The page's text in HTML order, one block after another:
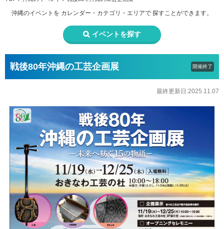
沖縄のイベントを カレンダー・カテゴリ・エリアで 探すことができます。
イベントを探す
戦後80年沖縄の工芸企画展 開催終了
最終更新日:2025.11.07